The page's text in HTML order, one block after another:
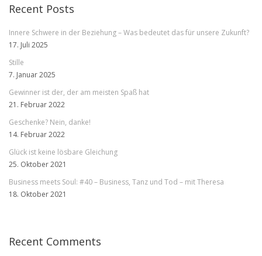
Recent Posts
Innere Schwere in der Beziehung – Was bedeutet das für unsere Zukunft?
17. Juli 2025
Stille
7. Januar 2025
Gewinner ist der, der am meisten Spaß hat
21. Februar 2022
Geschenke? Nein, danke!
14. Februar 2022
Glück ist keine lösbare Gleichung
25. Oktober 2021
Business meets Soul: #40 – Business, Tanz und Tod – mit Theresa
18. Oktober 2021
Recent Comments